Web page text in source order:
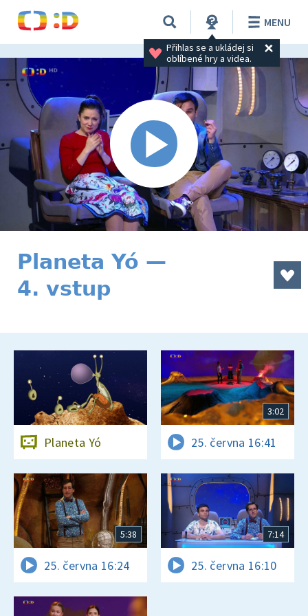
Přihlas se a ukládej si
oblíbené hry a videa.
MENU
Planeta Yó —
4. vstup
Planeta Yó
3:02
25. června 16:41
5:38
25. června 16:24
7:14
25. června 16:10